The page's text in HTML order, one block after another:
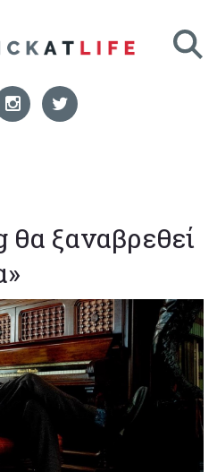
ξαναβρεθεί